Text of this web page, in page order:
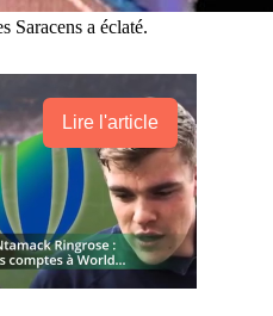
Saracens a éclaté.
Lire l'article